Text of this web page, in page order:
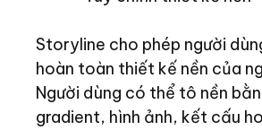
Storyline cho phép người
hoàn toàn thiết kế nền của
Người dùng có thể tô nền
gradient, hình ảnh, kết cấu